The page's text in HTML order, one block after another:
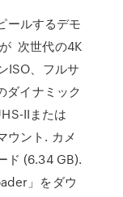
ールするデモ
次世代の4K
ISO、フルサ
ダイナミック
IIまたは
ウント. カメ
ド (6.34 GB).
」をダウ